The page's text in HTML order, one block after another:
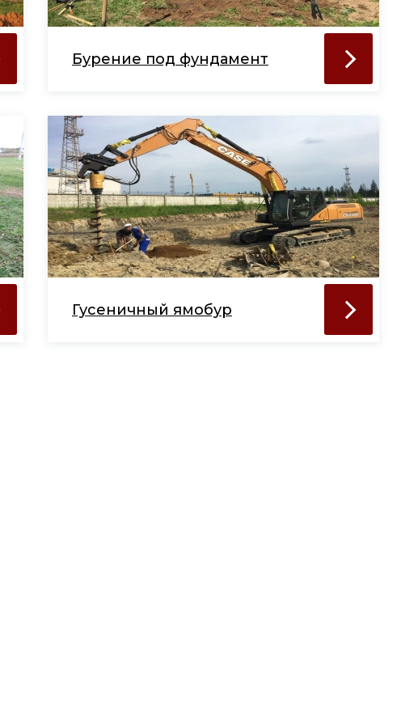
Бурение под фундамент
Гусеничный ямобур